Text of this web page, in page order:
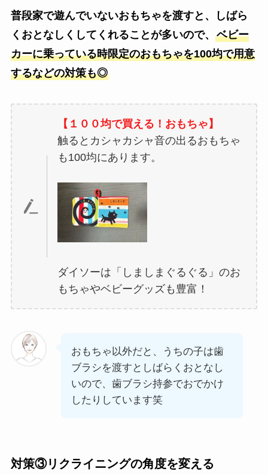
普段家で遊んでいないおもちゃを渡すと、しばら
くおとなしくしてくれることが多いので、 ベビー
カーに乗っている時限定のおもちゃを100均で用意
するなどの対策も◎
【１００均で買える！おもちゃ】
触るとカシャカシャ音の出るおもちゃ
も100均にあります。
ダイソーは「しましまぐるぐる」のお
もちゃやベビーグッズも豊富！
おもちゃ以外だと、うちの子は歯
ブラシを渡すとしばらくおとなし
いので、歯ブラシ持参でおでかけ
したりしています笑
対策③リクライニングの角度を変える